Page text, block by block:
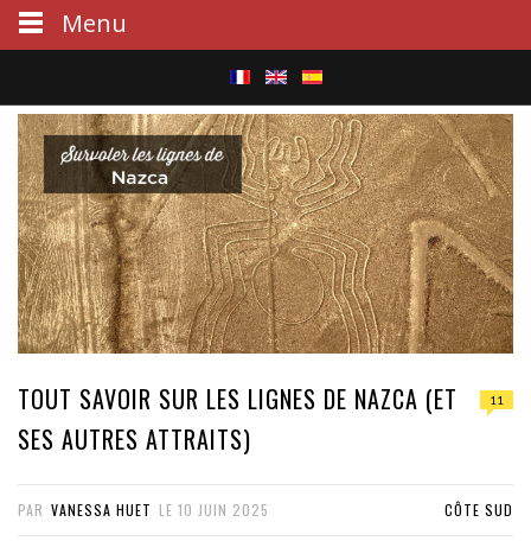
S
e
a
r
c
h
TOUT SAVOIR SUR LES LIGNES DE NAZCA (ET
SES AUTRES ATTRAITS)
11
PAR VANESSA HUET LE 10 JUIN 2025 CÔTE SUD
Menu